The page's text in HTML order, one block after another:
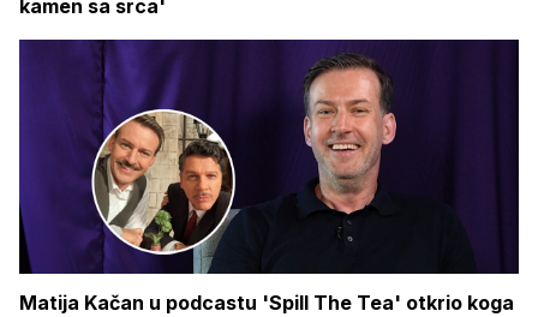
kamen sa srca'
Matija Kačan u podcastu 'Spill The Tea' otkrio koga